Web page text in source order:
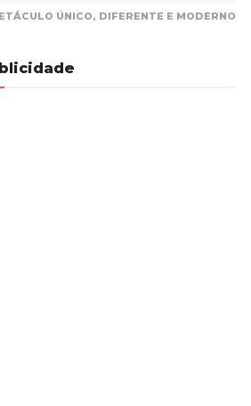
ÚNICO, DIFERENTE E MODERNO